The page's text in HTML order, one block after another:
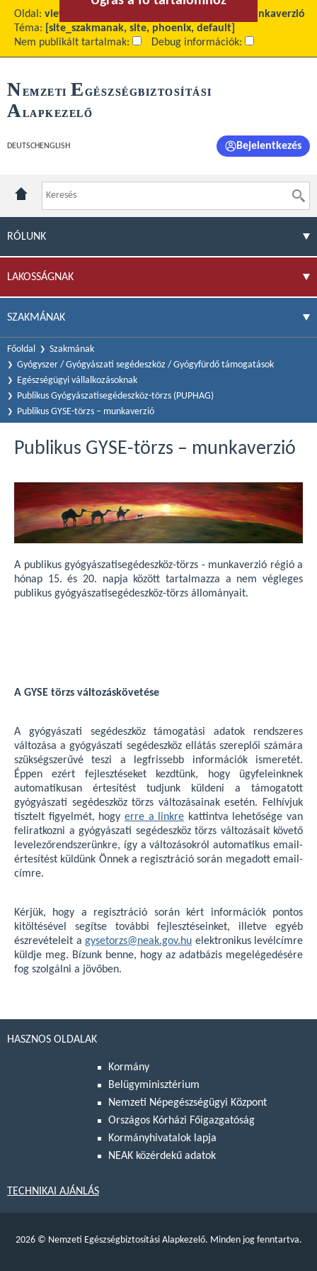
Oldal: view
Publikus GYSE-törzs – munkaverzió
Téma:
[site_szakmanak, site, phoenix, default]
Nem publikált tartalmak:
Debug információk:
NEMZETI E GÉSZSÉGBIZTOSÍTÁSI
ALAPKEZELŐ
DEUTSCH ENGLISH Bejelentkezés
RÓLUNK
LAKOSSÁGNAK
SZAKMÁNAK
Főoldal
Szakmának
Gyógyszer / Gyógyászati segédeszköz / Gyógyfürdő támogatások
Egészségügyi vállalkozásoknak
Publikus Gyógyászatisegédeszköz-törzs (PUPHAG)
Publikus GYSE-törzs – munkaverzió
Publikus GYSE-törzs – munkaverzió
A publikus gyógyászatisegédeszköz-törzs - munkaverzió régió a
hónap 15. és 20. napja között tartalmazza a nem végleges
publikus gyógyászatisegédeszköz-törzs állományait.
A GYSE törzs változáskövetése
A gyógyászati segédeszköz támogatási adatok rendszeres
változása a gyógyászati segédeszköz ellátás szereplői számára
szükségszerűvé teszi a legfrissebb információk ismeretét.
Éppen ezért fejlesztéseket kezdtünk, hogy ügyfeleinknek
automatikusan értesítést tudjunk küldeni a támogatott
gyógyászati segédeszköz törzs változásainak esetén. Felhívjuk
tisztelt figyelmét, hogy erre a linkre kattintva lehetősége van
feliratkozni a gyógyászati segédeszköz törzs változásait követő
levelezőrendszerünkre, így a változásokról automatikus email-
értesítést küldünk Önnek a regisztráció során megadott email-
címre.
Kérjük, hogy a regisztráció során kért információk pontos
kitöltésével segítse további fejlesztéseinket, illetve egyéb
észrevételeit a gysetorzs@neak.gov.hu elektronikus levélcímre
küldje meg. Bízunk benne, hogy az adatbázis megelégedésére
fog szolgálni a jövőben.
HASZNOS OLDALAK
Kormány
Belügyminisztérium
Nemzeti Népegészségügyi Központ
Országos Kórházi Főigazgatóság
Kormányhivatalok lapja
NEAK közérdekű adatok
TECHNIKAI AJÁNLÁS
2026 © Nemzeti Egészségbiztosítási Alapkezelő. Minden jog fenntartva.